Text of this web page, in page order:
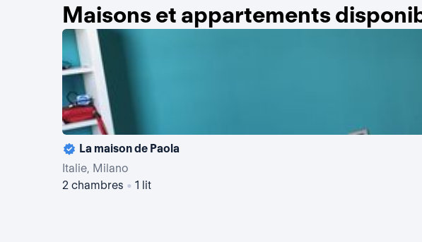
Maisons et appartements
La maison de Paola
Italie, Milano
2 chambres • 1 lit